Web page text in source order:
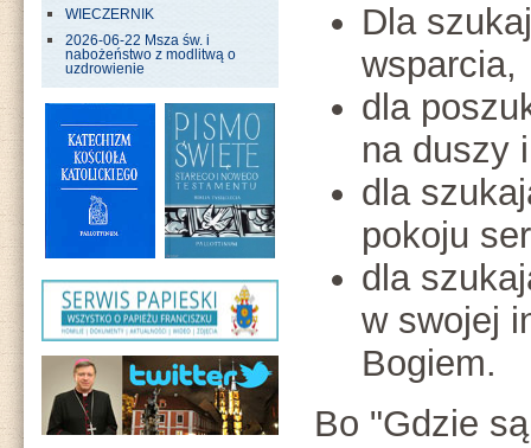
WIECZERNIK
2026-06-22 Msza św. i
nabożeństwo z modlitwą o
uzdrowienie
Dla
wsparcia,
dla
na duszy
dla
pokoju
dla
w swojej
Bogiem.
Bo "Gdzie